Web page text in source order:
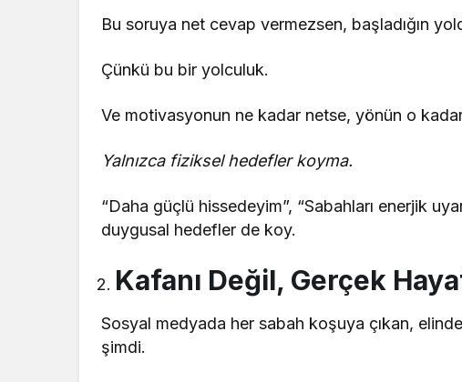
Bu soruya net cevap vermezsen, başladığın
Çünkü bu bir yolculuk.
Ve motivasyonun ne kadar netse, yönün o
Yalnızca fiziksel hedefler koyma.
“Daha güçlü hissedeyim”, “Sabahları enerjik
duygusal hedefler de koy.
Kafanı Değil, Gerçek
Sosyal medyada her sabah koşuya çıkan,
şimdi.